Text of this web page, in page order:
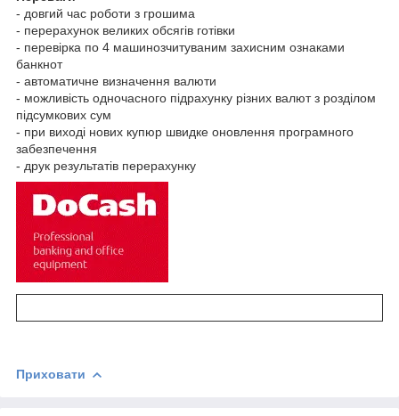
- довгий час роботи з грошима
- перерахунок великих обсягів готівки
- перевірка по 4 машинозчитуваним захисним ознаками
банкнот
- автоматичне визначення валюти
- можливість одночасного підрахунку різних валют з розділом
підсумкових сум
- при виході нових купюр швидке оновлення програмного
забезпечення
- друк результатів перерахунку
Приховати